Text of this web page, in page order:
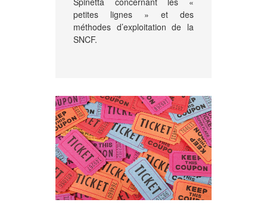
petites lignes » et des
méthodes d’exploitation de la
SNCF.